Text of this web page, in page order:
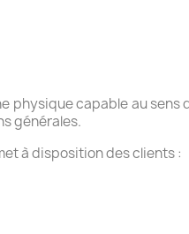
physique capable au sens
générales.
à disposition des clients :